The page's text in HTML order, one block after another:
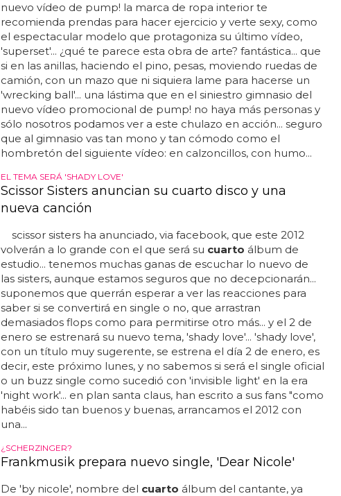
nuevo vídeo de pump! la marca de ropa interior te
recomienda prendas para hacer ejercicio y verte sexy, como
el espectacular modelo que protagoniza su último vídeo,
'superset'... ¿qué te parece esta obra de arte? fantástica... que
si en las anillas, haciendo el pino, pesas, moviendo ruedas de
camión, con un mazo que ni siquiera lame para hacerse un
'wrecking ball'... una lástima que en el siniestro gimnasio del
nuevo vídeo promocional de pump! no haya más personas y
sólo nosotros podamos ver a este chulazo en acción... seguro
que al gimnasio vas tan mono y tan cómodo como el
hombretón del siguiente vídeo: en calzoncillos, con humo...
EL TEMA SERÁ 'SHADY LOVE'
Scissor Sisters anuncian su cuarto disco y una
nueva canción
scissor sisters ha anunciado, via facebook, que este 2012
volverán a lo grande con el que será su cuarto álbum de
estudio... tenemos muchas ganas de escuchar lo nuevo de
las sisters, aunque estamos seguros que no decepcionarán...
suponemos que querrán esperar a ver las reacciones para
saber si se convertirá en single o no, que arrastran
demasiados flops como para permitirse otro más... y el 2 de
enero se estrenará su nuevo tema, 'shady love'... 'shady love',
con un título muy sugerente, se estrena el día 2 de enero, es
decir, este próximo lunes, y no sabemos si será el single oficial
o un buzz single como sucedió con 'invisible light' en la era
'night work'... en plan santa claus, han escrito a sus fans "como
habéis sido tan buenos y buenas, arrancamos el 2012 con
una...
¿SCHERZINGER?
Frankmusik prepara nuevo single, 'Dear Nicole'
De 'by nicole', nombre del cuarto álbum del cantante, ya